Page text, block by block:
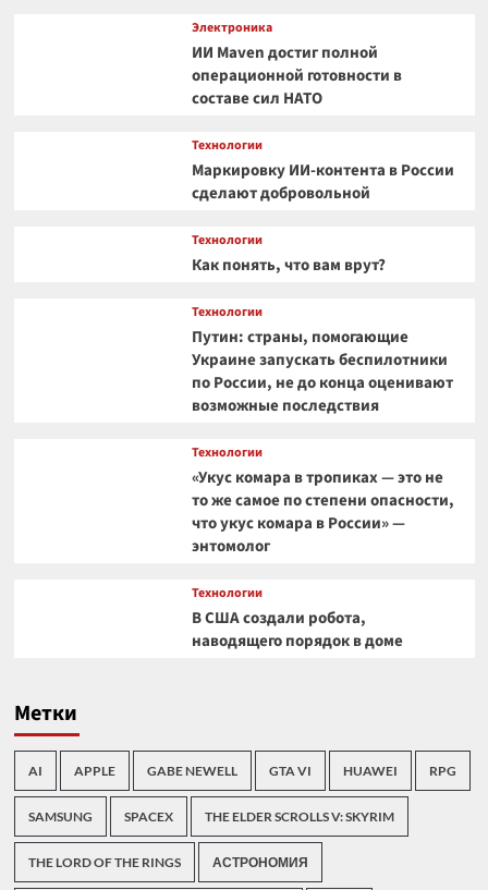
Электроника
ИИ Maven достиг полной
операционной готовности в
составе сил НАТО
Технологии
Маркировку ИИ-контента в России
сделают добровольной
Технологии
Как понять, что вам врут?
Технологии
Путин: страны, помогающие
Украине запускать беспилотники
по России, не до конца оценивают
возможные последствия
Технологии
«Укус комара в тропиках — это не
то же самое по степени опасности,
что укус комара в России» —
энтомолог
Технологии
В США создали робота,
наводящего порядок в доме
Метки
AI APPLE GABE NEWELL GTA VI HUAWEI RPG
SAMSUNG SPACEX THE ELDER SCROLLS V: SKYRIM
THE LORD OF THE RINGS АСТРОНОМИЯ